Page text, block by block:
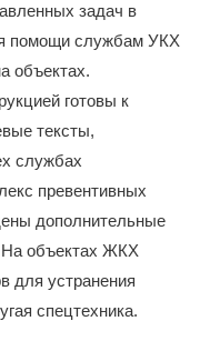
задач в
помощи службам УКХ
объектах.
готовы к
тексты,
службах
превентивных
дополнительные
На объектах ЖКХ
для устранения
спецтехника.